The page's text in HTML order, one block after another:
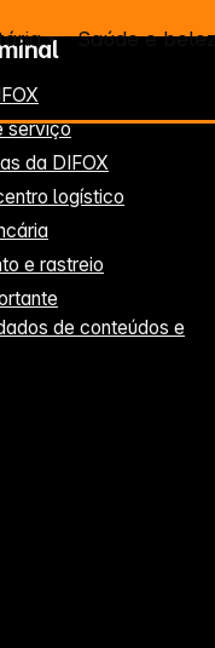
Saúde e
serviço
da DIFOX
logístico
e rastreio
de conteúdos e